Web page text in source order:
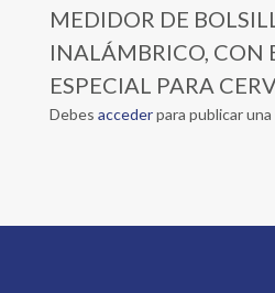
MEDIDOR DE
INALÁMBRICO, CON
ESPECIAL PARA
Debes accederpara publicar una